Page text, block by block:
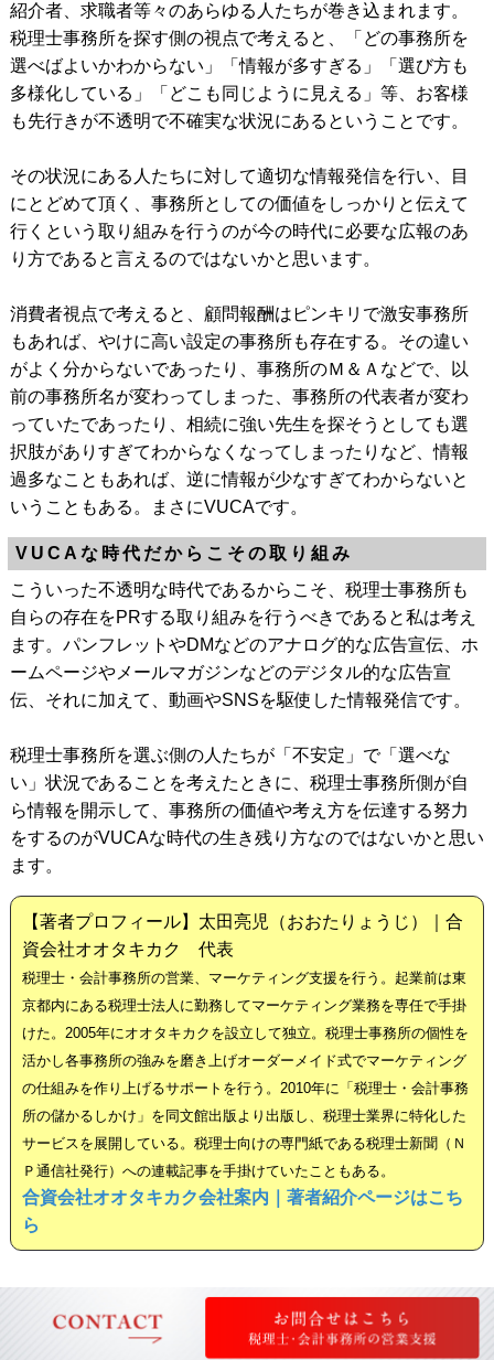
紹介者、求職者等々のあらゆる人たちが巻き込まれます。
税理士事務所を探す側の視点で考えると、「どの事務所を
選べばよいかわからない」「情報が多すぎる」「選び方も
多様化している」「どこも同じように見える」等、お客様
も先行きが不透明で不確実な状況にあるということです。
その状況にある人たちに対して適切な情報発信を行い、目
にとどめて頂く、事務所としての価値をしっかりと伝えて
行くという取り組みを行うのが今の時代に必要な広報のあ
り方であると言えるのではないかと思います。
消費者視点で考えると、顧問報酬はピンキリで激安事務所
もあれば、やけに高い設定の事務所も存在する。その違い
がよく分からないであったり、事務所のＭ＆Ａなどで、以
前の事務所名が変わってしまった、事務所の代表者が変わ
っていたであったり、相続に強い先生を探そうとしても選
択肢がありすぎてわからなくなってしまったりなど、情報
過多なこともあれば、逆に情報が少なすぎてわからないと
いうこともある。まさにVUCAです。
VUCAな時代だからこその取り組み
こういった不透明な時代であるからこそ、税理士事務所も
自らの存在をPRする取り組みを行うべきであると私は考え
ます。パンフレットやDMなどのアナログ的な広告宣伝、ホ
ームページやメールマガジンなどのデジタル的な広告宣
伝、それに加えて、動画やSNSを駆使した情報発信です。
税理士事務所を選ぶ側の人たちが「不安定」で「選べな
い」状況であることを考えたときに、税理士事務所側が自
ら情報を開示して、事務所の価値や考え方を伝達する努力
をするのがVUCAな時代の生き残り方なのではないかと思い
ます。
【著者プロフィール】太田亮児（おおたりょうじ）｜合
資会社オオタキカク 代表
税理士・会計事務所の営業、マーケティング支援を行う。起業前は東
京都内にある税理士法人に勤務してマーケティング業務を専任で手掛
けた。2005年にオオタキカクを設立して独立。税理士事務所の個性を
活かし各事務所の強みを磨き上げオーダーメイド式でマーケティング
の仕組みを作り上げるサポートを行う。2010年に「税理士・会計事務
所の儲かるしかけ」を同文館出版より出版し、税理士業界に特化した
サービスを展開している。税理士向けの専門紙である税理士新聞（Ｎ
Ｐ通信社発行）への連載記事を手掛けていたこともある。
合資会社オオタキカク会社案内｜著者紹介ページはこち
ら